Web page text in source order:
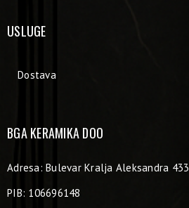
USLUGE
Dostava
BGA KERAMIKA DOO
Adresa: Bulevar Kralja Aleksandra 433
PIB: 106696148